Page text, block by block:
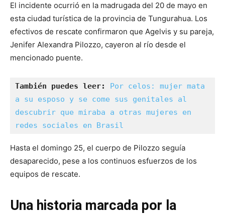
El incidente ocurrió en la madrugada del 20 de mayo en
esta ciudad turística de la provincia de Tungurahua. Los
efectivos de rescate confirmaron que Agelvis y su pareja,
Jenifer Alexandra Pilozzo, cayeron al río desde el
mencionado puente.
También puedes leer:
Por celos: mujer mata
a su esposo y se come sus genitales al
descubrir que miraba a otras mujeres en
redes sociales en Brasil
Hasta el domingo 25, el cuerpo de Pilozzo seguía
desaparecido, pese a los continuos esfuerzos de los
equipos de rescate.
Una historia marcada por la